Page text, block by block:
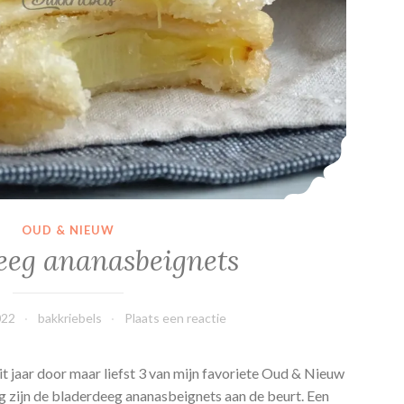
A
e
l
c
r
u
m
b
e
OUD & NIEUW
ananasbeignets
bakkriebels Plaats een reactie
jaar door maar liefst 3 van mijn favoriete Oud & Nieuw
zijn de bladerdeeg ananasbeignets aan de beurt. Een